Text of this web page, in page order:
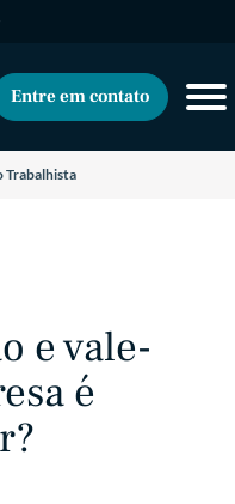
Entre em contato
Trabalhista
e vale-
é